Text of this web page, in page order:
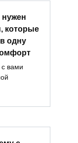
нужен
которые
одну
с вами